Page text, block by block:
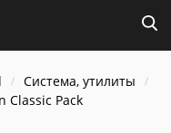
Система, утилиты
Classic Pack